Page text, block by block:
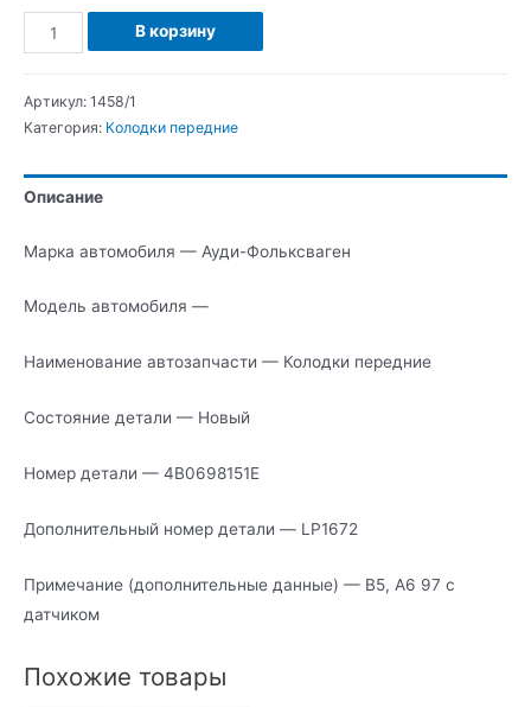
Количество
Ауди-
Колодки
В корзину
Артикул: 1458/1
Категория: Колодки передние
Описание
Марка автомобиля — Ауди-Фольксваген
Модель автомобиля —
Наименование автозапчасти — Колодки передние
Состояние детали — Новый
Номер детали — 4B0698151E
Дополнительный номер детали — LP1672
Примечание (дополнительные данные) — В5, А6 97 с
датчиком
Похожие товары